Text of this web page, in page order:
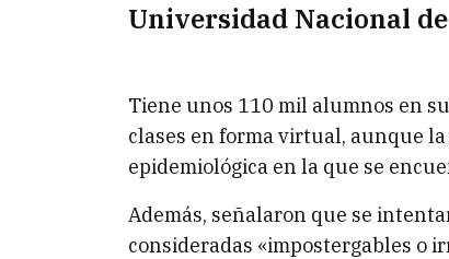
Universidad Nacional
Tiene unos 110 mil alumnos en
clases en forma virtual, aunque
epidemiológica en la que se
Además, señalaron que se
consideradas «impostergables o